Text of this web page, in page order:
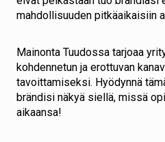
mahdollisuuden pitkäaikaisiin
Mainonta Tuudossa tarjoaa
kohdennetun ja erottuvan
tavoittamiseksi. Hyödynnä
brändisi näkyä siellä, missä
aikaansa!